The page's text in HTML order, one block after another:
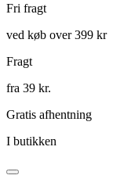
Fri fragt
ved køb over 399 kr
Fragt
fra 39 kr.
Gratis afhentning
I butikken